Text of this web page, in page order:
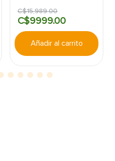
C$15,989.00
C$9999.00
Añadir al carrito